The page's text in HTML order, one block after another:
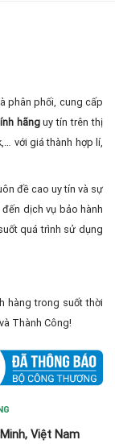
phân phối, cung cấp
hãnguy tín trên thị
với giá thành hợp lí,
đề cao uy tín và sự
dịch vụ bảo hành
quá trình sử dụng
hàng trong suốt thời
Thành Công!
Việt Nam